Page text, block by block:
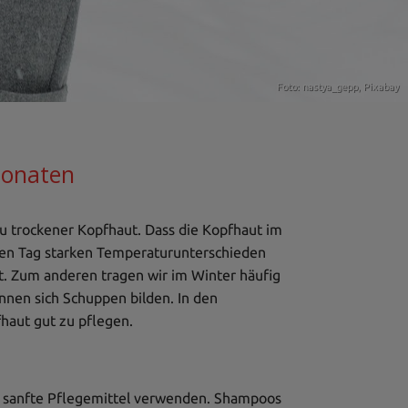
Foto: nastya_gepp, Pixabay
trockener Kopfhaut. Dass die Kopfhaut im
Tag starken Temperaturunterschieden
Zum anderen tragen wir im Winter häufig
sich Schuppen bilden. In den
gut zu pflegen.
Pflegemittel verwenden. Shampoos